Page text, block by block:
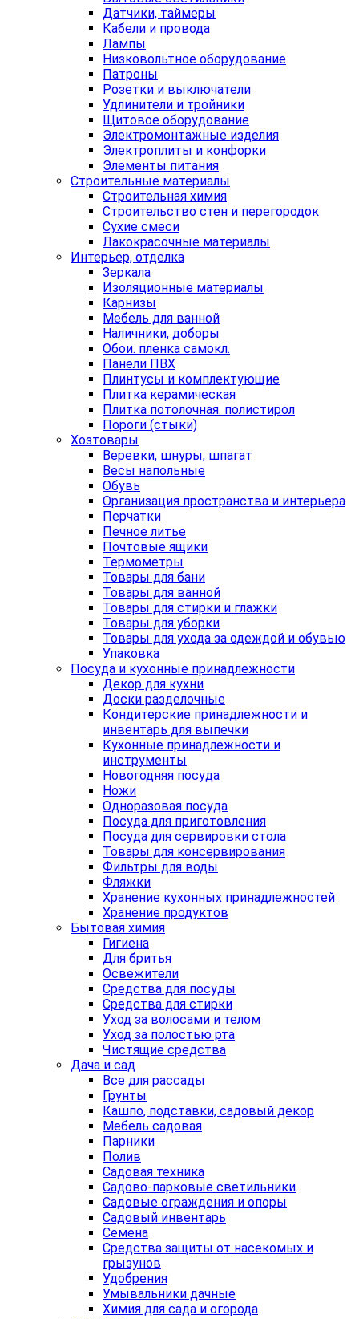
Датчики, таймеры
Кабели и провода
Лампы
Низковольтное оборудование
Патроны
Розетки и выключатели
Удлинители и тройники
Щитовое оборудование
Электромонтажные изделия
Электроплиты и конфорки
Элементы питания
Строительные материалы
Строительная химия
Строительство стен и перегородок
Сухие смеси
Лакокрасочные материалы
Интерьер, отделка
Зеркала
Изоляционные материалы
Карнизы
Мебель для ванной
Наличники, доборы
Обои. пленка самокл.
Панели ПВХ
Плинтусы и комплектующие
Плитка керамическая
Плитка потолочная. полистирол
Пороги (стыки)
Хозтовары
Веревки, шнуры, шпагат
Весы напольные
Обувь
Организация пространства и интерьера
Перчатки
Печное литье
Почтовые ящики
Термометры
Товары для бани
Товары для ванной
Товары для стирки и глажки
Товары для уборки
Товары для ухода за одеждой и обувью
Упаковка
Посуда и кухонные принадлежности
Декор для кухни
Доски разделочные
Кондитерские принадлежности и
инвентарь для выпечки
Кухонные принадлежности и
инструменты
Новогодняя посуда
Ножи
Одноразовая посуда
Посуда для приготовления
Посуда для сервировки стола
Товары для консервирования
Фильтры для воды
Фляжки
Хранение кухонных принадлежностей
Хранение продуктов
Бытовая химия
Гигиена
Для бритья
Освежители
Средства для посуды
Средства для стирки
Уход за волосами и телом
Уход за полостью рта
Чистящие средства
Дача и сад
Все для рассады
Грунты
Кашпо, подставки, садовый декор
Мебель садовая
Парники
Полив
Садовая техника
Садово-парковые светильники
Садовые ограждения и опоры
Садовый инвентарь
Семена
Средства защиты от насекомых и
грызунов
Удобрения
Умывальники дачные
Химия для сада и огорода